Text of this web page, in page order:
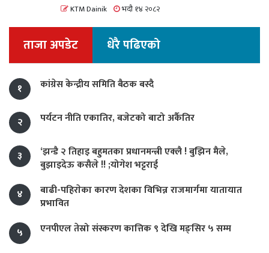
KTM Dainik भदौ १४ २०८२
ताजा अपडेट धेरै पढिएको
१ कांग्रेस केन्द्रीय समिति बैठक बस्दै
२ पर्यटन नीति एकातिर, बजेटको बाटो अर्कैतिर
३
‘झन्डै २ तिहाइ बहुमतका प्रधानमन्त्री एक्लै ! बुझिन मैले,
बुझाइदेऊ कसैले !! ;योगेश भट्टराई
४
बाढी-पहिराेका कारण देशका विभिन्न राजमार्गमा यातायात
प्रभावित
५
एनपीएल तेस्रो संस्करण कात्तिक ९ देखि मङ्सिर ५ सम्म